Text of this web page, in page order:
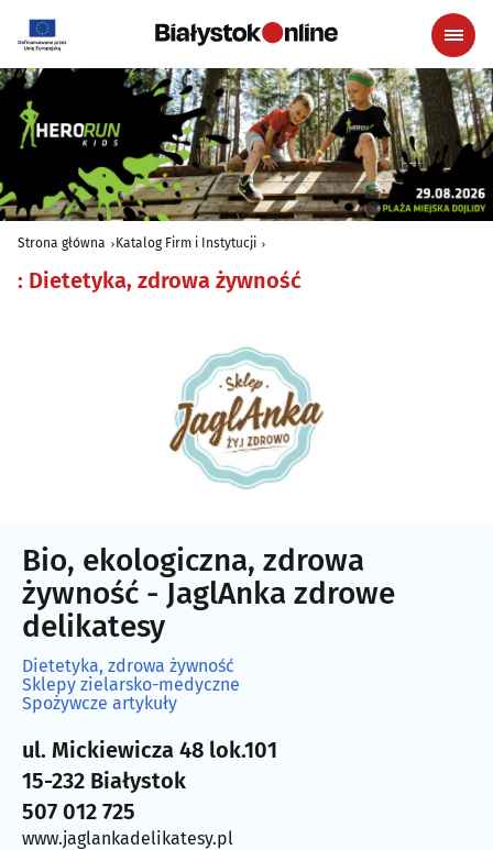
Strona główna Katalog Firm i Instytucji
: Dietetyka, zdrowa żywność
Bio, ekologiczna, zdrowa
żywność - JaglAnka zdrowe
delikatesy
Dietetyka, zdrowa żywność
Sklepy zielarsko-medyczne
Spożywcze artykuły
ul. Mickiewicza 48 lok.101
15-232 Białystok
507 012 725
www.jaglankadelikatesy.pl